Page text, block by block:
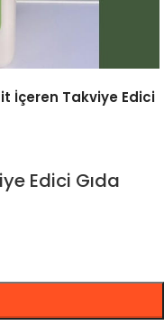
İçeren Takviye Edici
Edici Gıda